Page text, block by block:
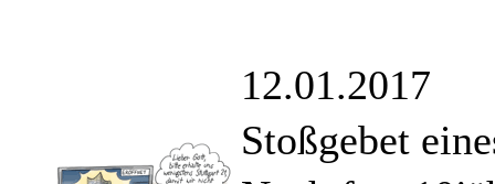
12.01.2017
Stoßgebet